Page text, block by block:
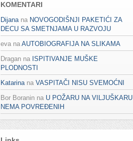
KOMENTARI
Dijanana NOVOGODIŠNJI PAKETIĆI ZA
DECU SA SMETNJAMA U RAZVOJU
eva na AUTOBIOGRAFIJA NA SLIKAMA
Dragan na ISPITIVANJE MUŠKE
PLODNOSTI
Katarinana VASPITAČI NISU SVEMOĆNI
Bor Boranin na U POŽARU NA VILJUŠKARU
NEMA POVREĐENIH